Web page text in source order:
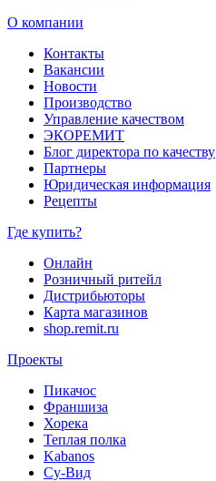
О компании
Контакты
Вакансии
Новости
Производство
Управление качеством
ЭКОРЕМИТ
Блог директора по качеству
Партнеры
Юридическая информация
Рецепты
Где купить?
Онлайн
Розничный ритейл
Дистрибьюторы
Карта магазинов
shop.remit.ru
Проекты
Пикачос
Франшиза
Хорека
Теплая полка
Kabanos
Су-Вид